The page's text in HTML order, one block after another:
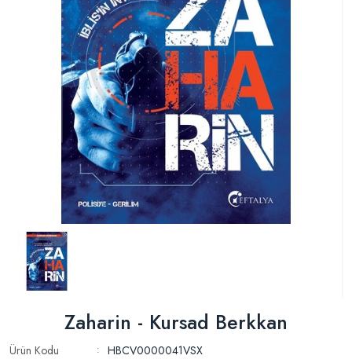
Zaharin - Kursad Berkkan
Ürün Kodu :
HBCV0000041VSX